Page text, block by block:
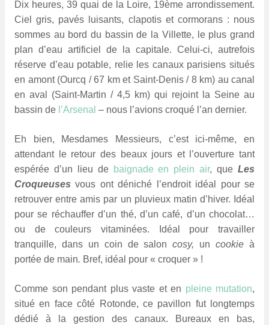
Dix heures, 39 quai de la Loire, 19ème arrondissement.
Ciel gris, pavés luisants, clapotis et cormorans : nous
sommes au bord du bassin de la Villette, le plus grand
plan d’eau artificiel de la capitale. Celui-ci, autrefois
réserve d’eau potable, relie les canaux parisiens situés
en amont (Ourcq / 67 km et Saint-Denis / 8 km) au canal
en aval (Saint-Martin / 4,5 km) qui rejoint la Seine au
bassin de l’Arsenal – nous l’avions croqué l’an dernier.
Eh bien, Mesdames Messieurs, c’est ici-même, en
attendant le retour des beaux jours et l’ouverture tant
espérée d’un lieu de baignade en plein air, queLes
Croqueuses vous ont déniché l’endroit idéal pour se
retrouver entre amis par un pluvieux matin d’hiver. Idéal
pour se réchauffer d’un thé, d’un café, d’un chocolat…
ou de couleurs vitaminées. Idéal pour travailler
tranquille, dans un coin de saloncosy, uncookieà
portée de main. Bref, idéal pour « croquer » !
Comme son pendant plus vaste et en pleine mutation,
situé en face côté Rotonde, ce pavillon fut longtemps
dédié à la gestion des canaux. Bureaux en bas,